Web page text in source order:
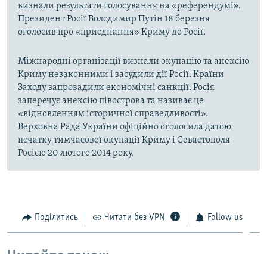
визнали результати голосування на «референдумі».
Президент Росії Володимир Путін 18 березня
оголосив про «приєднання» Криму до Росії.
Міжнародні організації визнали окупацію та анексію
Криму незаконними і засудили дії Росії. Країни
Заходу запровадили економічні санкції. Росія
заперечує анексію півострова та називає це
«відновленням історичної справедливості».
Верховна Рада України офіційно оголосила датою
початку тимчасової окупації Криму і Севастополя
Росією 20 лютого 2014 року.
Поділитись Читати без VPN Follow us